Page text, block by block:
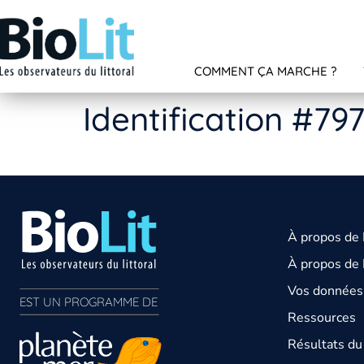
COMMENT ÇA MARCHE ?
Identification
EST UN PROGRAMME DE
À propos de
À propos de
Vos
Ressources
Résultats